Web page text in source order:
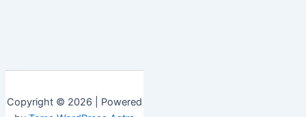
Copyright © 2026 | Powered